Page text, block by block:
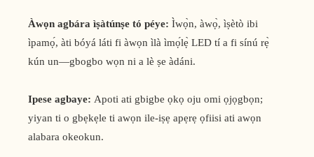
Àwọn agbára ìṣàtúnṣe tó péye: Ìwọ̀n, àwọ̀, ìṣètò ibi
ìpamọ́, àti bóyá láti fi àwọn ìlà ìmọ́lẹ̀ LED tí a fi sínú rẹ̀
kún un—gbogbo wọn ni a lè ṣe àdáni.
Ipese agbaye: Apoti ati gbigbe ọkọ oju omi ọjọgbọn;
yiyan ti o gbẹkẹle ti awọn ile-iṣẹ apẹrẹ ọfiisi ati awọn
alabara okeokun.